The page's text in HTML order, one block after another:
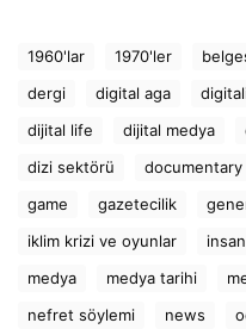
1960'lar 1970'ler
dergi
digital aga
dijital life
dijital medya
dizi sektörü
documentary
game
gazetecilik
iklim krizi ve oyunlar
medya
medya tarihi
nefret söylemi
news